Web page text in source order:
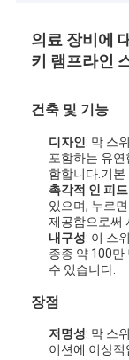
의료 장비에
키 램프라인
건축 및 기능
디자인 : 막 스
포함하는 유
함합니다.기본
촉각적 인 피
있으며, 누르
제공함으로써
내구성: 이 스
종종 약 100만
수 있습니다.
장점
저명성: 막 스
이션에 이상적